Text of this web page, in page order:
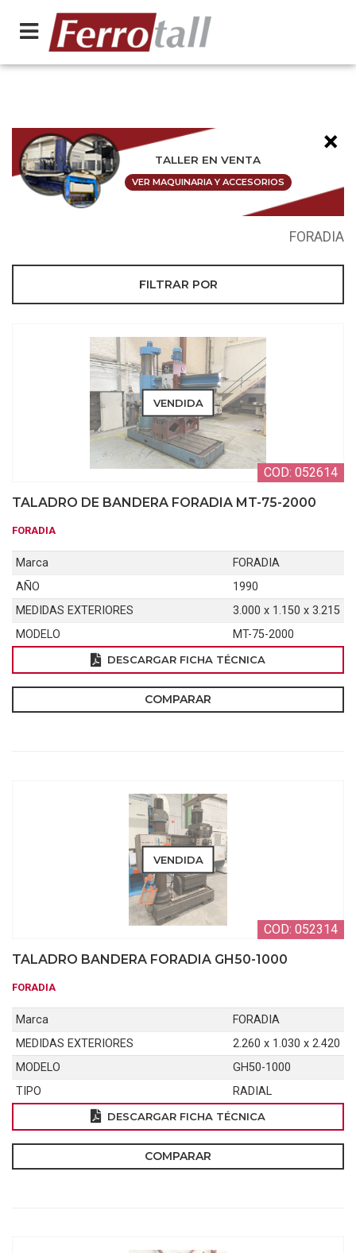
×
TALLER EN VENTA
VER MAQUINARIA Y ACCESORIOS
FORADIA
COD: 052614
VENDIDA
TALADRO DE BANDERA FORADIA MT-75-2000
FORADIA
Marca
FORADIA
AÑO
1990
MEDIDAS EXTERIORES
3.000 x 1.150 x 3.215
MODELO
MT-75-2000
DESCARGAR FICHA TÉCNICA
COMPARAR
COD: 052314
VENDIDA
TALADRO BANDERA FORADIA GH50-1000
FORADIA
Marca
FORADIA
MEDIDAS EXTERIORES
2.260 x 1.030 x 2.420
MODELO
GH50-1000
TIPO
RADIAL
DESCARGAR FICHA TÉCNICA
COMPARAR
FILTRAR POR